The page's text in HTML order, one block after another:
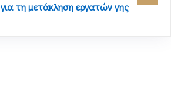
για τη μετάκληση εργατών γης